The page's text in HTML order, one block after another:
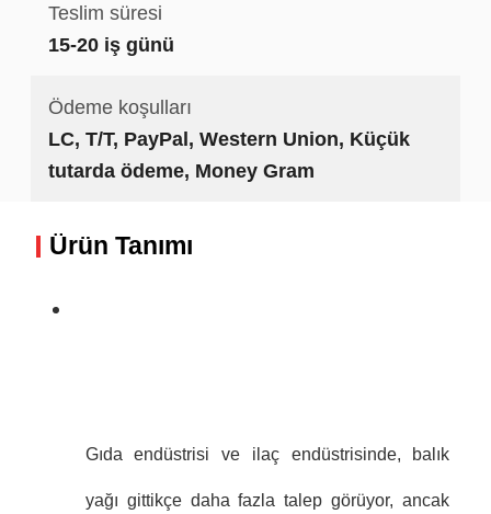
Teslim süresi
15-20 iş günü
Ödeme koşulları
LC, T/T, PayPal, Western Union, Küçük
tutarda ödeme, Money Gram
Ürün Tanımı
Gıda endüstrisi ve ilaç endüstrisinde, balık
yağı gittikçe daha fazla talep görüyor, ancak